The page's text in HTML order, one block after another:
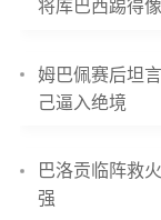
将库巴西踢得
姆巴佩赛后坦
己逼入绝境
巴洛贡临阵救
强